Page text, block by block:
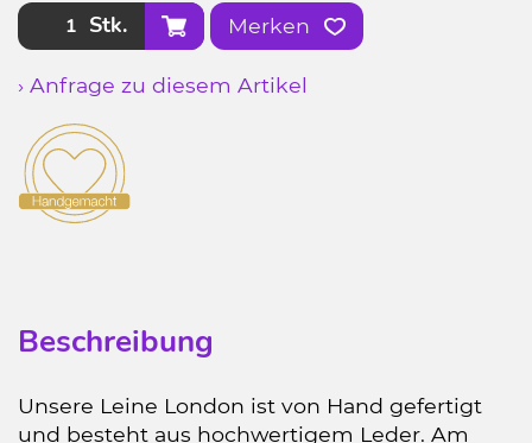
Stk. Merken
› Anfrage zu diesem Artikel
Beschreibung
Unsere Leine London ist von Hand gefertigt
und besteht aus hochwertigem Leder. Am